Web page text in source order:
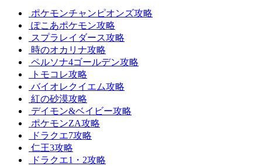
ポケモンチャンピオンズ攻略
ぽこあポケモン攻略
スプラレイダース攻略
時のオカリナ攻略
ペルソナ4ゴールデン攻略
トモコレ攻略
バイオレクイエム攻略
紅の砂漠攻略
デイモン&ベイビー攻略
ポケモンZA攻略
ドラクエ7攻略
仁王3攻略
ドラクエ1・2攻略